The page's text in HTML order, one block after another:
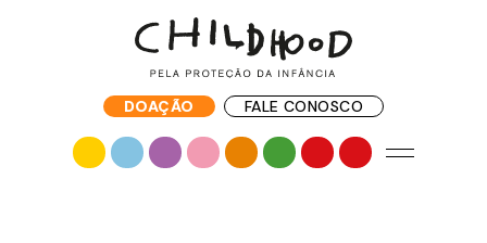
DOAÇÃO FALE CONOSCO